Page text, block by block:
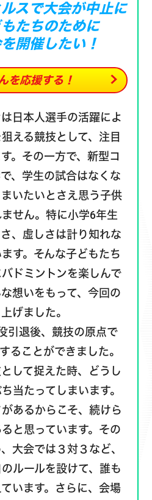
スで大会が中止に
たちのために
開催したい！
を応援する！
日本人選手の活躍によ
える競技として、注目
。その一方で、新型コ
、学生の試合はなくな
いたいとさえ思う子供
せん。特に小学6年生
、虚しさは計り知れな
す。そんな子どもたち
ドミントンを楽しんで
想いをもって、今回の
げました。
引退後、競技の原点で
ることができました。
して捉えた時、どうし
当たってしまいます。
あるからこそ、続けら
と思っています。その
大会では３対３など、
ルールを設けて、誰も
います。さらに、会場